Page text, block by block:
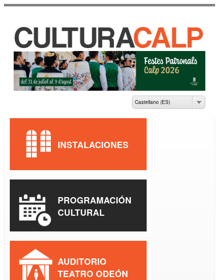
principal
CASA DE CULTURA
JAUME PASTOR I
Castellano (ES)
INSTALACIONES
PROGRAMACIÓN
CULTURAL
AUDITORIO
TEATRO ODEÓN